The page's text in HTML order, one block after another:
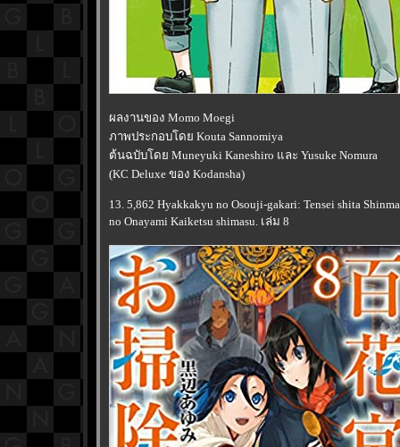
ผลงานของ Momo Moegi
ภาพประกอบโดย Kouta Sannomiya
ต้นฉบับโดย Muneyuki Kaneshiro และ Yusuke Nomura
(KC Deluxe ของ Kodansha)
13. 5,862 Hyakkakyu no Osouji-gakari: Tensei shita
no Onayami Kaiketsu shimasu. เล่ม 8